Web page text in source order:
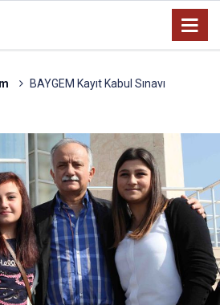
BAYGEM Kayıt Kabul Sınavı